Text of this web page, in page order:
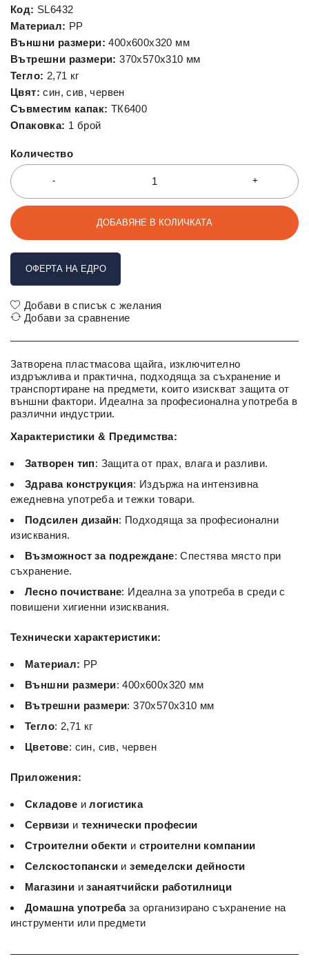
Код: SL6432
Материал: PP
Външни размери:400x600x320 мм
Вътрешни размери:370x570x310 мм
Тегло: 2,71 кг
Цвят:син, сив, червен
Съвместим капак: ТК6400
Опаковка: 1 брой
Количество
ДОБАВЯНЕ В КОЛИЧКАТА
ОФЕРТА НА ЕДРО
Добави в списък с желания
Добави за сравнение
Затворена пластмасова щайга, изключително
издръжлива и практична, подходяща за съхранение и
транспортиране на предмети, които изискват защита от
външни фактори. Идеална за професионална употреба в
различни индустрии.
Характеристики & Предимства:
Затворен тип: Защита от прах, влага и разливи.
Здрава конструкция: Издържа на интензивна
ежедневна употреба и тежки товари.
Подсилен дизайн: Подходяща за професионални
изисквания.
Възможност за подреждане: Спестява място при
съхранение.
Лесно почистване: Идеална за употреба в среди с
повишени хигиенни изисквания.
Технически характеристики:
Материал: PP
Външни размери: 400x600x320 мм
Вътрешни размери: 370x570x310 мм
Тегло: 2,71 кг
Цветове: син, сив, червен
Приложения:
Складове илогистика
Сервизи итехнически професии
Строителни обекти истроителни компании
Селскостопански иземеделски дейности
Магазини и занаятчийски работилници
Домашна употребаза организирано съхранение на
инструменти или предмети